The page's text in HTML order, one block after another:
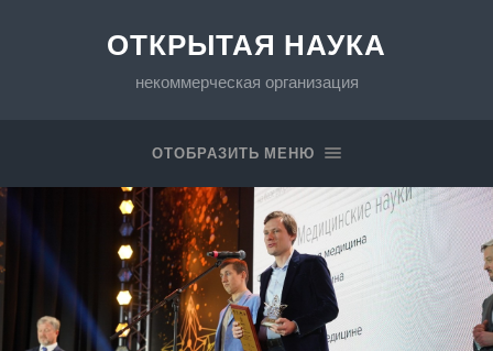
ОТКРЫТАЯ НАУКА
некоммерческая организация
ОТОБРАЗИТЬ МЕНЮ